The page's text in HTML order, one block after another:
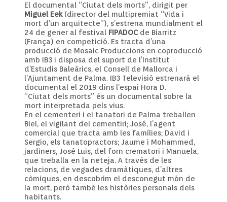
El documental “Ciutat dels morts”, dirigit per
Miguel Eek(director del multipremiat “Vida i
mort d’un arquitecte”), s’estrena mundialment el
24 de gener al festival FIPADOC de Biarritz
(França) en competició. Es tracta d’una
producció de Mosaic Produccions en coproducció
amb IB3 i disposa del suport de l’Institut
d’Estudis Baleàrics, el Consell de Mallorca i
l’Ajuntament de Palma. IB3 Televisió estrenarà el
documental el 2019 dins l’espai Hora D.
“Ciutat dels morts” és un documental sobre la
mort interpretada pels vius.
En el cementeri i el tanatori de Palma treballen
Biel, el vigilant del cementiri; José, l’agent
comercial que tracta amb les famílies; David i
Sergio, els tanatopractors; Jaume i Mohammed,
jardiners, José Luis, del forn crematori i Manuela,
que treballa en la neteja. A través de les
relacions, de vegades dramàtiques, d’altres
còmiques, en descobrim el desconegut món de
la mort, però també les històries personals dels
habitants.